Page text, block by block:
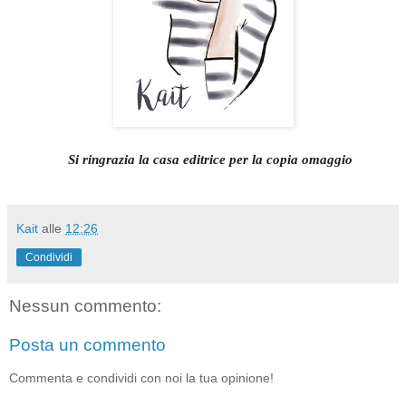
Si ringrazia la casa editrice per la copia omaggio
Kait alle 12:26
Condividi
Nessun commento:
Posta un commento
Commenta e condividi con noi la tua opinione!